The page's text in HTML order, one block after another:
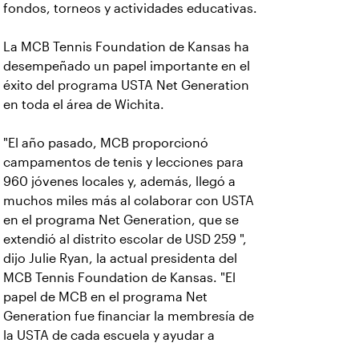
fondos, torneos y actividades educativas.
La MCB Tennis Foundation de Kansas ha
desempeñado un papel importante en el
éxito del programa USTA Net Generation
en toda el área de Wichita.
"El año pasado, MCB proporcionó
campamentos de tenis y lecciones para
960 jóvenes locales y, además, llegó a
muchos miles más al colaborar con USTA
en el programa Net Generation, que se
extendió al distrito escolar de USD 259 ",
dijo Julie Ryan, la actual presidenta del
MCB Tennis Foundation de Kansas. "El
papel de MCB en el programa Net
Generation fue financiar la membresía de
la USTA de cada escuela y ayudar a